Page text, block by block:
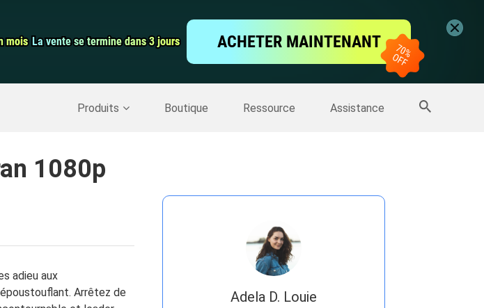
mois
mois La vente se termine dans 3 jours
La vente se termine dans 3 jours ACHETER MAINTENANT
Produits Boutique Ressource Assistance
Enregistreur d'écran
les données supprimées Sauvegarde IPhone>>Plus de produits
1080p
adieu aux
Arrêtez de
Adela D. Louie